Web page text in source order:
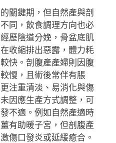
關鍵期，但自然產與剖
同，飲食調理方向也必
歷陰道分娩，骨盆底肌
收縮排出惡露，體力耗
快。剖腹產產婦則因腹
慢，且術後常伴有脹
注重清淡、易消化與傷
因應生產方式調整，可
不適。例如自然產適時
有助暖子宮，但剖腹產
傷口發炎或延緩癒合。